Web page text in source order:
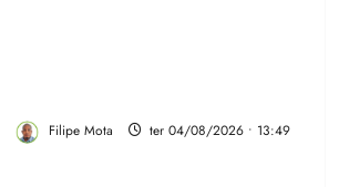
Filipe Mota ter 04/08/2026 • 13:49